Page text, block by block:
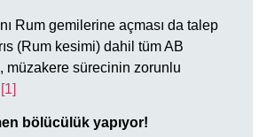
Rum gemilerine açması da talep
(Rum kesimi) dahil tüm AB
müzakere sürecinin zorunlu
[1]
bölücülük yapıyor!